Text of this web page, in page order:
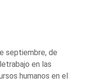
septiembre, de
en las
humanos en el